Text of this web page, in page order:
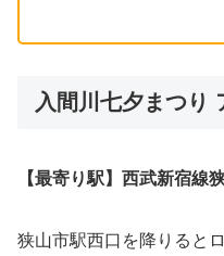
入間川七夕まつり
【最寄り駅】西武新宿線
狭山市駅西口を降りると